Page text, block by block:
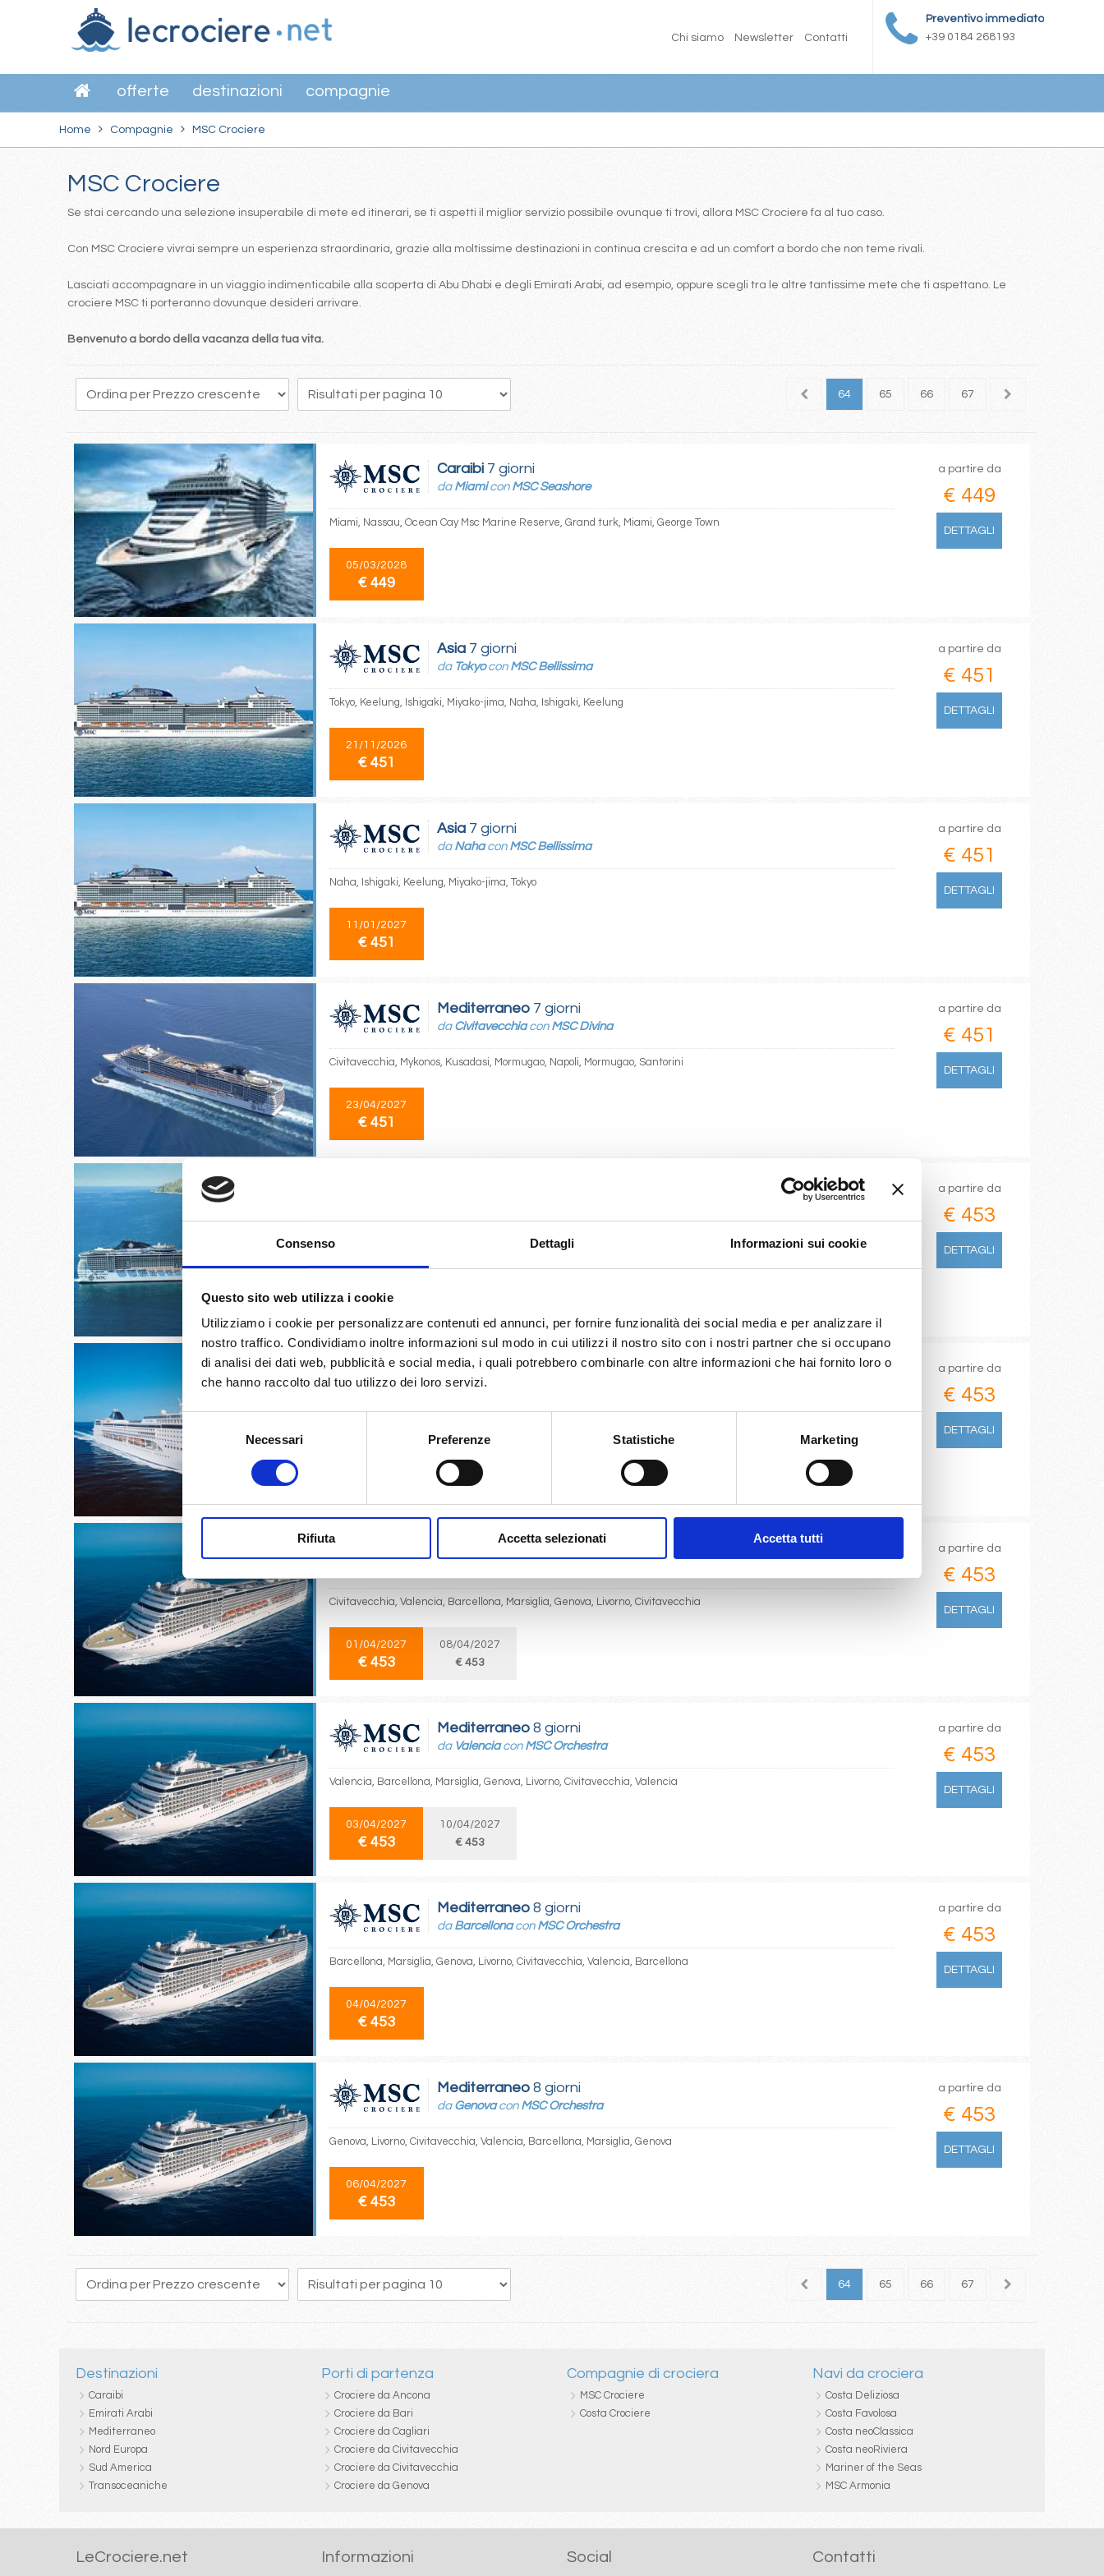
Consenso Dettagli Informazioni sui cookie
Questo sito web utilizza i cookie
Utilizziamo i cookie per personalizzare contenuti ed annunci, per fornire funzionalità dei social media e per analizzare il
nostro traffico. Condividiamo inoltre informazioni sul modo in cui utilizzi il nostro sito con i nostri partner che si occupano
di analisi dei dati web, pubblicità e social media, i quali potrebbero combinarle con altre informazioni che hai fornito loro o
che hanno raccolto dal tuo utilizzo dei loro servizi.
Selezione
del
Necessari Preferenze Statistiche Marketing
Rifiuta Accetta selezionati Accetta tutti
Preventivo immediato
+39 0184 268193
Chi siamo Newsletter Contatti
offerte destinazioni compagnie
Home Compagnie MSC Crociere
MSC Crociere
Se stai cercando una selezione insuperabile di mete ed itinerari, se ti aspetti il miglior servizio possibile ovunque ti trovi, allora MSC Crociere fa al tuo caso.
Con MSC Crociere vivrai sempre un esperienza straordinaria, grazie alla moltissime destinazioni in continua crescita e ad un comfort a bordo che non teme rivali.
Lasciati accompagnare in un viaggio indimenticabile alla scoperta di Abu Dhabi e degli Emirati Arabi, ad esempio, oppure scegli tra le altre tantissime mete che ti aspettano. Le
crociere MSC ti porteranno dovunque desideri arrivare.
Benvenuto a bordo della vacanza della tua vita.
46 47 48 49 51 52 53 54 63 64 65 66 67 68
Caraibi 7 giorni
da Miamicon MSC Seashore
Miami, Nassau, Ocean Cay Msc Marine Reserve, Grand turk, Miami, George Town
05/03/2028
€ 449
a partire da
€ 449
DETTAGLI
Asia 7 giorni
da Tokyocon MSC Bellissima
Tokyo, Keelung, Ishigaki, Miyako-jima, Naha, Ishigaki, Keelung
21/11/2026
€ 451
a partire da
€ 451
DETTAGLI
Asia 7 giorni
da Nahacon MSC Bellissima
Naha, Ishigaki, Keelung, Miyako-jima, Tokyo
11/01/2027
€ 451
a partire da
€ 451
DETTAGLI
Mediterraneo 7 giorni
da Civitavecchiacon MSC Divina
Civitavecchia, Mykonos, Kusadasi, Mormugao, Napoli, Mormugao, Santorini
23/04/2027
€ 451
a partire da
€ 451
DETTAGLI
Cherbourg, Paris (le havre), Southampton, Amburgo, Bruges, Amsterdam - rotterdam
€ 453
a partire da
€ 453
DETTAGLI
Caraibi 8 giorni
daLa Romana
15/02/2027
€ 673
a partire da
€ 453
DETTAGLI
Mediterraneo8 giorni
Civitavecchia, Valencia, Barcellona, Marsiglia, Genova, Livorno, Civitavecchia
01/04/2027
€ 453
08/04/2027
€ 453
a partire da
€ 453
DETTAGLI
Mediterraneo 8 giorni
da Valenciacon MSC Orchestra
Valencia, Barcellona, Marsiglia, Genova, Livorno, Civitavecchia, Valencia
03/04/2027
€ 453
10/04/2027
€ 453
a partire da
€ 453
DETTAGLI
Mediterraneo 8 giorni
da Barcellonacon MSC Orchestra
Barcellona, Marsiglia, Genova, Livorno, Civitavecchia, Valencia, Barcellona
04/04/2027
€ 453
a partire da
€ 453
DETTAGLI
Mediterraneo 8 giorni
da Genovacon MSC Orchestra
Genova, Livorno, Civitavecchia, Valencia, Barcellona, Marsiglia, Genova
06/04/2027
€ 453
a partire da
€ 453
DETTAGLI
46 47 48 49 51 52 53 54 63 64 65 66 67 68
Destinazioni
Caraibi
Emirati Arabi
Mediterraneo
Nord Europa
Sud America
Transoceaniche
Porti di partenza
Crociere da Ancona
Crociere da Bari
Crociere da Cagliari
Crociere da Civitavecchia
Crociere da Civitavecchia
Crociere da Genova
Compagnie di crociera
MSC Crociere
Costa Crociere
Navi da crociera
Costa Deliziosa
Costa Favolosa
Costa neoClassica
Costa neoRiviera
Mariner of the Seas
MSC Armonia
LeCrociere.net Informazioni Social Contatti